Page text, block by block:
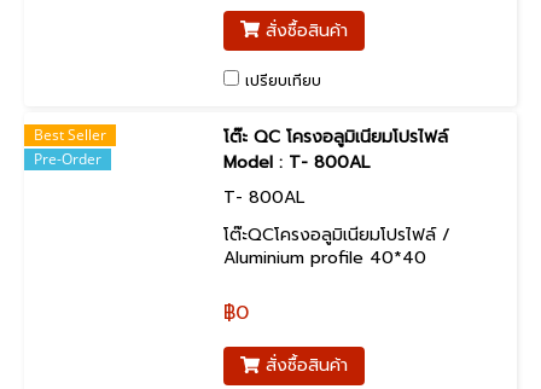
สั่งซื้อสินค้า
เปรียบเทียบ
Best Seller
Pre-Order
โต๊ะ QC โครงอลูมิเนียมโปรไฟล์
Model : T- 800AL
T- 800AL
โต๊ะQCโครงอลูมิเนียมโปรไฟล์ /
Aluminium profile 40*40
฿0
สั่งซื้อสินค้า